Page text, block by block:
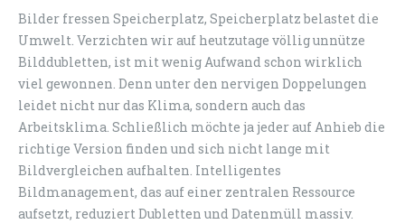
Bilder fressen Speicherplatz, Speicherplatz belastet die
Umwelt. Verzichten wir auf heutzutage völlig unnütze
Bilddubletten, ist mit wenig Aufwand schon wirklich
viel gewonnen. Denn unter den nervigen Doppelungen
leidet nicht nur das Klima, sondern auch das
Arbeitsklima. Schließlich möchte ja jeder auf Anhieb die
richtige Version finden und sich nicht lange mit
Bildvergleichen aufhalten. Intelligentes
Bildmanagement, das auf einer zentralen Ressource
aufsetzt, reduziert Dubletten und Datenmüll massiv.